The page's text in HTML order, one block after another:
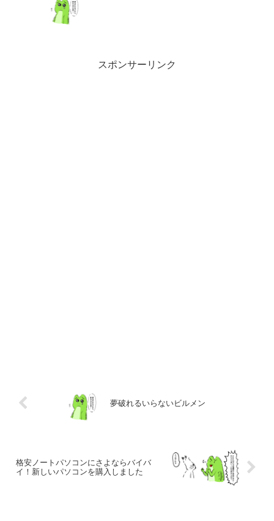
スポンサーリンク
夢破れるいらないビルメン
格安ノートパソコンにさよならバイバ
イ！新しいパソコンを購入しました